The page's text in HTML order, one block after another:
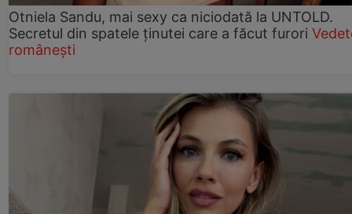
Otniela Sandu, mai sexy ca niciodată la UNTOLD.
Secretul din spatele ținutei care a făcut furori
românești